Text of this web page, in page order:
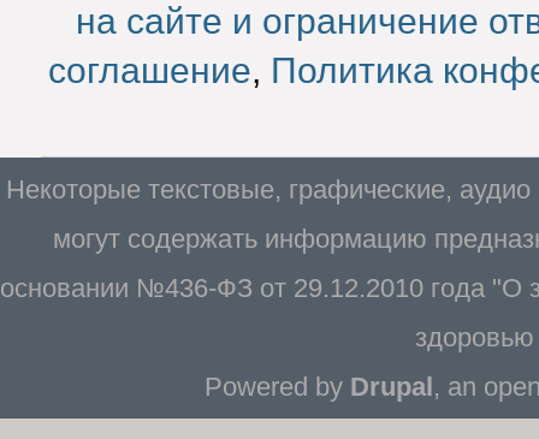
на сайте и ограничение
соглашение, Политика
Некоторые текстовые, графические,
могут содержать информацию
основании №436-ФЗ от 29.12.2010 года "О
Powered by Drupal, an